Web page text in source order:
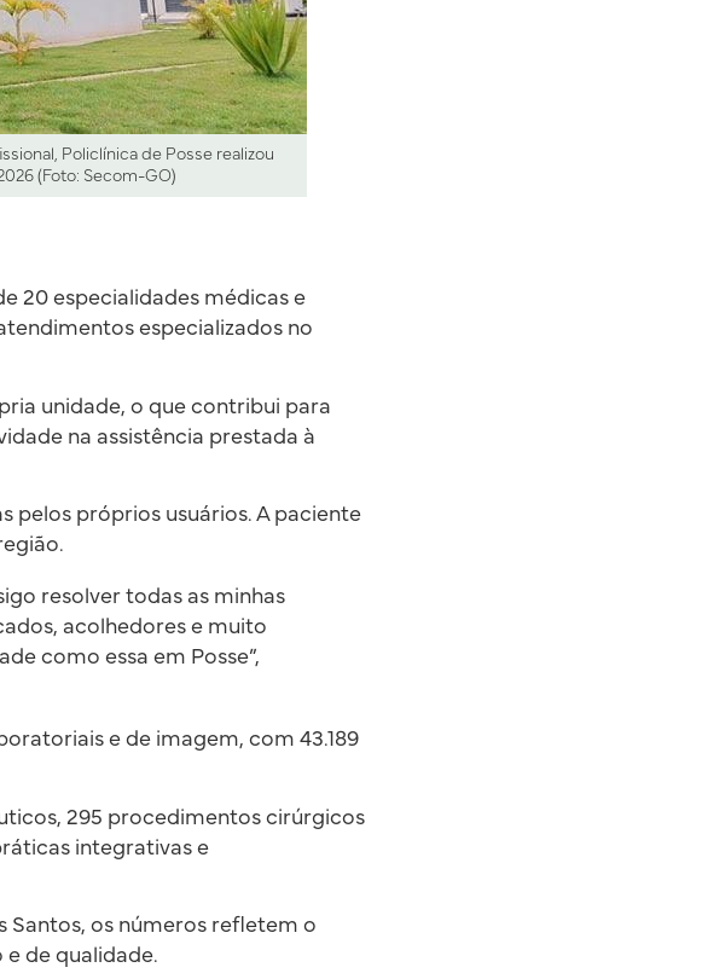
Policlínica de Posse realizou
(Foto: Secom-GO)
20 especialidades médicas e
especializados no
unidade, o que contribui para
na assistência prestada à
pelos próprios usuários. A paciente
resolver todas as minhas
acolhedores e muito
como essa em Posse”,
e de imagem, com 43.189
295 procedimentos cirúrgicos
integrativas e
Santos, os números refletem o
de qualidade.